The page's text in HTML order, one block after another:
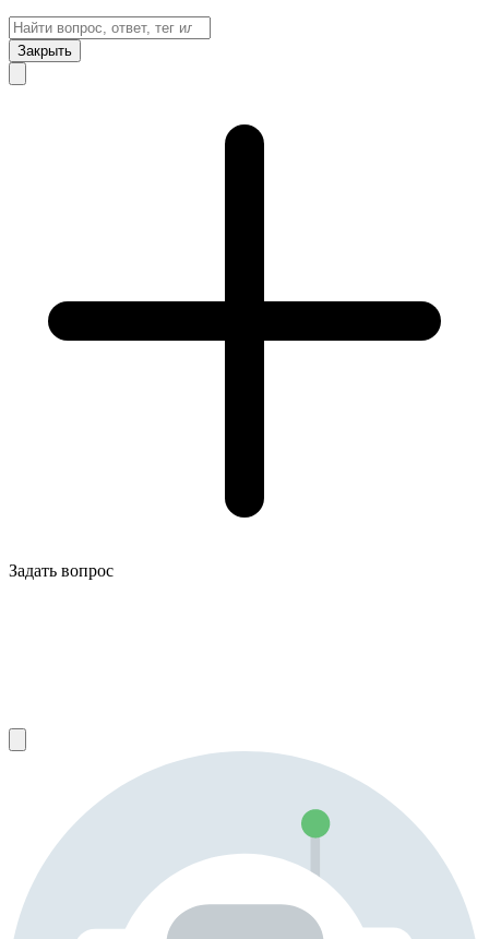
Закрыть
Задать вопрос